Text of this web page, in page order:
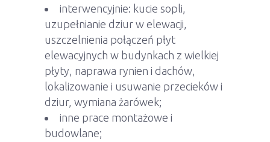
interwencyjnie: kucie sopli,
uzupełnianie dziur w elewacji,
uszczelnienia połączeń płyt
elewacyjnych w budynkach z wielkiej
płyty, naprawa rynien i dachów,
lokalizowanie i usuwanie przecieków i
dziur, wymiana żarówek;
inne prace montażowe i
budowlane;